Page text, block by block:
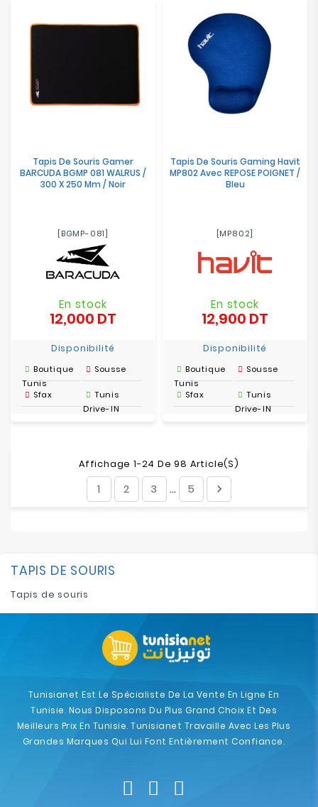
Tapis De Souris Gamer
BARCUDA BGMP 081 WALRUS /
300 X 250 Mm / Noir
[BGMP-081]
En stock
12,000 DT
Disponibilité
Boutique
Tunis
Sousse
Sfax
Tunis
Drive-IN
Tapis De Souris Gaming Havit
MP802 Avec REPOSE POIGNET /
Bleu
[MP802]
En stock
12,900 DT
Disponibilité
Boutique
Tunis
Sousse
Sfax
Tunis
Drive-IN
Affichage 1-24 De 98 Article(s)
1 2 3 … 5 
TAPIS DE SOURIS
Tapis de souris
Tunisianet Est Le Spécialiste De La Vente En Ligne En
Tunisie. Nous Disposons Du Plus Grand Choix Et Des
Meilleurs Prix En Tunisie. Tunisianet Travaille Avec Les Plus
Grandes Marques Qui Lui Font Entièrement Confiance.